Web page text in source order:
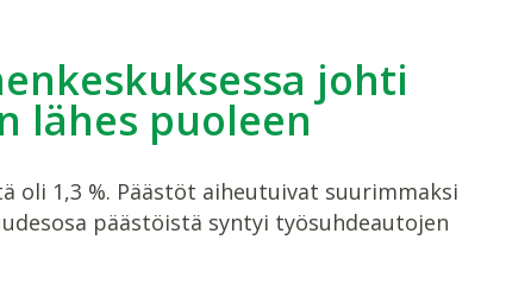
johti
lähes puoleen
oli 1,3 %. Päästöt aiheutuivat suurimmaksi
päästöistä syntyi työsuhdeautojen